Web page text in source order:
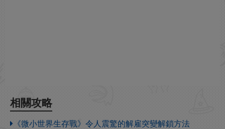
相關攻略
《微小世界生存戰》令人震驚的解雇突變解鎖方法